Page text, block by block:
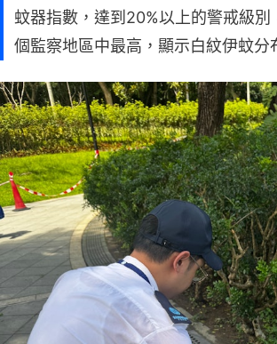
蚊器指數，達到20%以上的警戒級別
個監察地區中最高，顯示白紋伊蚊分